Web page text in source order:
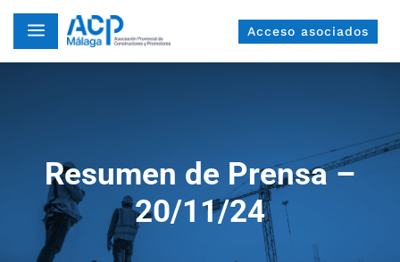
a Acceso asociados
Resumen de Prensa –
20/11/24